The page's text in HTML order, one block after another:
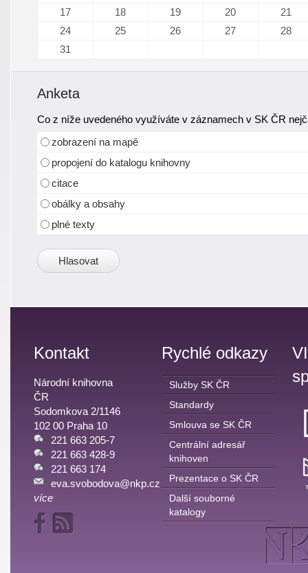
17
18 19 20
21
24
25 26 27
28
31
Anketa
Co z níže uvedeného využíváte v záznamech v SK ČR
zobrazení na mapě
propojení do katalogu knihovny
citace
obálky a obsahy
plné texty
Kontakt
Národní knihovna
ČR
Sodomkova 2/1146
102 00 Praha 10
221 663 205-7
221 663 428-9
221 663 174
eva.svobodova@nkp.cz
více
Rychlé odkazy
Služby SK ČR
Standardy
Smlouva se SK ČR
Centrální adresář
knihoven
Prezentace o SK ČR
Další souborné
katalogy